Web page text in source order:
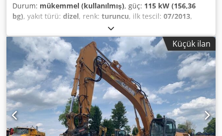
Durum: mükemmel (kullanılmış), güç: 115 kW (156,36
bg), yakıt türü: dizel, renk: turuncu, ilk tescil: 07/2013,
, çalışma saatleri:
Model yılı: 2012 Seri numarası: DCH210R5NCEAH2500
Teknik Bilgiler Silindir sayısı: 4 Boş ağırlık: 22.600 kg
Fonksiyonel Çalışma genişliği: 300 cm CE Sertifikası: evet
Durum Teknik durumu: çok iyi Görsel durumu: çok iyi
Finansal Bilgiler Fiyat: Talep üzerine Dkjdpfx Ahsy En
Ndjtor Garanti Garanti: İlk elden, eksiksiz servis geçmişi,
hemen kullanıma hazır! - Paletli yürüyüş aksamında %80
oranında ömür - 3 kova dahil: 1300 mm, 450 mm ve 2000
mm hendek temizleme kovası - Opsiyonel olarak 2021
TOPCON 3D-SİSTEM ile
Küçük ilan